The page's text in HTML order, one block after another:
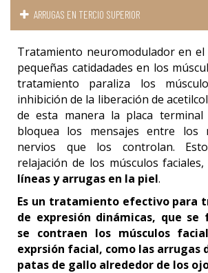
ARRUGAS EN TERCIO SUPERIOR
Tratamiento neuromodulador en el
pequeñas catidadades en los
tratamiento paraliza los
inhibición de la liberación de
de esta manera la placa terminal
bloquea los mensajes entre los
nervios que los controlan.
relajación de los músculos
líneas y arrugas en la piel.
Es un tratamiento efectivo para
de expresión dinámicas, que se
se contraen los músculos
exprsión facial, como las arrugas
patas de gallo alrededor de los